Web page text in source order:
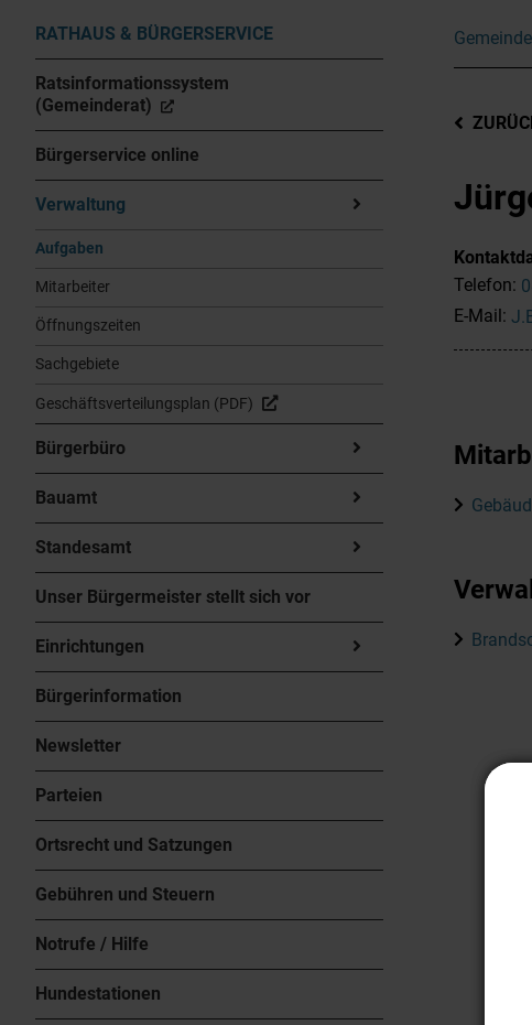
RATHAUS & BÜRGERSERVICE
Ratsinformationssystem
(Gemeinderat)
Bürgerservice online
Verwaltung
Aufgaben
Mitarbeiter
Öffnungszeiten
Sachgebiete
Geschäftsverteilungsplan (PDF)
Bürgerbüro
Bauamt
Standesamt
Unser Bürgermeister stellt sich vor
Einrichtungen
Bürgerinformation
Newsletter
Parteien
Ortsrecht und Satzungen
Gebühren und Steuern
Notrufe / Hilfe
Hundestationen
Telefon:
E-Mail: